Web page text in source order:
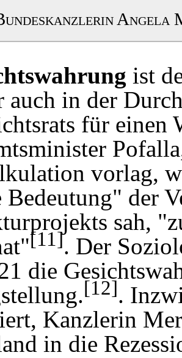
Angela
ist
auch in der
für einen
Pofalla
vorlag,
der
sah,
[11]. Der
die
[12].
Kanzlerin
in die